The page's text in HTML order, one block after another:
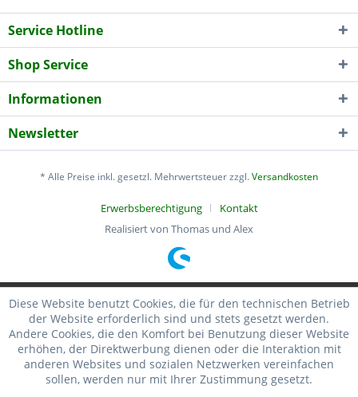
Service Hotline
Shop Service
Informationen
Newsletter
* Alle Preise inkl. gesetzl. Mehrwertsteuer zzgl.Versandkosten
Erwerbsberechtigung
Kontakt
Realisiert von Thomas und Alex
Diese Website benutzt Cookies, die für den technischen Betrieb
der Website erforderlich sind und stets gesetzt werden.
Andere Cookies, die den Komfort bei Benutzung dieser Website
erhöhen, der Direktwerbung dienen oder die Interaktion mit
anderen Websites und sozialen Netzwerken vereinfachen
sollen, werden nur mit Ihrer Zustimmung gesetzt.